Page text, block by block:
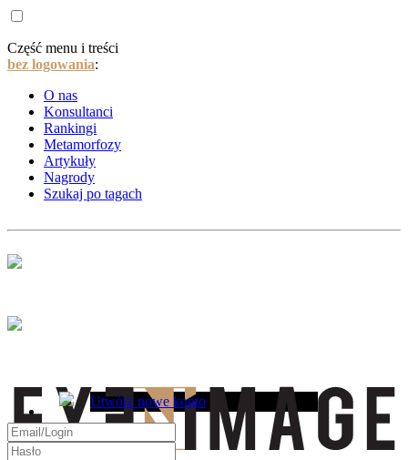
Część menu i treści
bez logowania:
O nas
Konsultanci
Rankingi
Metamorfozy
Artykuły
Nagrody
Szukaj po tagach
Utwórz nowe konto